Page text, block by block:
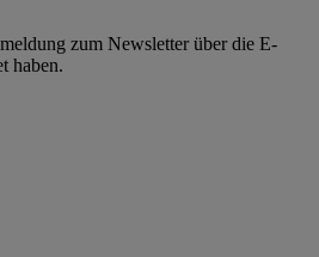
zum Newsletter über die E-
haben.